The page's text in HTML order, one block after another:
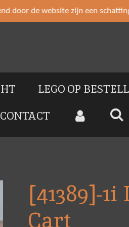
door de website zijn een
LEGO OP
CONTACT
[41389]-
Cart